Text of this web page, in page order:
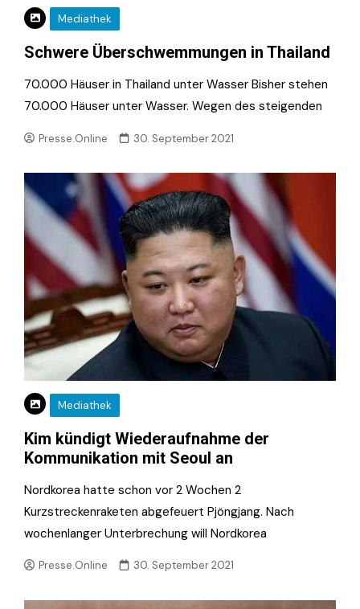
Mediathek
Schwere Überschwemmungen in Thailand
70.000 Häuser in Thailand unter Wasser Bisher stehen
70.000 Häuser unter Wasser. Wegen des steigenden
Presse.Online 30. September 2021
Mediathek
Kim kündigt Wiederaufnahme der
Kommunikation mit Seoul an
Nordkorea hatte schon vor 2 Wochen 2
Kurzstreckenraketen abgefeuert Pjöngjang. Nach
wochenlanger Unterbrechung will Nordkorea
Presse.Online 30. September 2021